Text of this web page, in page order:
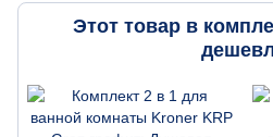
Этот товар в